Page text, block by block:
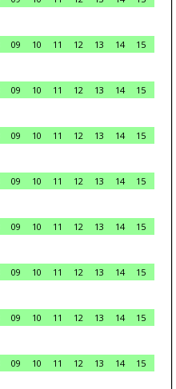
09 10 11 12 13 14
15
09 10 11 12 13 14
15
09 10 11 12 13 14
15
09 10 11 12 13 14
15
09 10 11 12 13 14
15
09 10 11 12 13 14
15
09 10 11 12 13 14
15
09 10 11 12 13 14
15